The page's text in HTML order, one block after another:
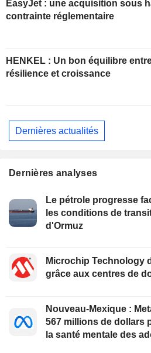
EasyJet : une acquisition sous
contrainte réglementaire
HENKEL : Un bon équilibre entre
résilience et croissance
Dernières actualités
Dernières analyses
Le pétrole progresse
les conditions de
d'Ormuz
Microchip Technology
grâce aux centres de
Nouveau-Mexique :
567 millions de dollars
la santé mentale des